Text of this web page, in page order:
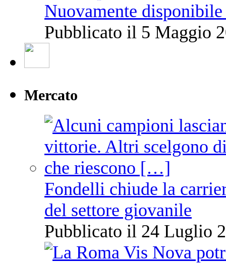
Nuovamente
Pubblicato il 5 Maggio
Mercato
Fondelli chiude la
del settore giovanile
Pubblicato il 24 Luglio